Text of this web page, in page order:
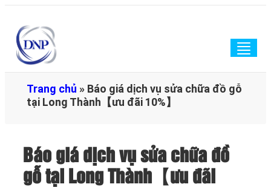
Trang chủ » Báo giá dịch vụ sửa chữa đồ gỗ
tại Long Thành【ưu đãi 10%】
Báo giá dịch vụ sửa chữa đồ
gỗ tại Long Thành【ưu đãi